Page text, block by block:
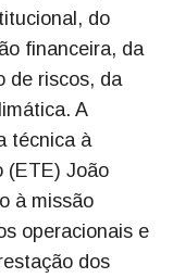
do
financeira, da
de riscos, da
A
técnica à
(ETE) João
à missão
operacionais e
dos